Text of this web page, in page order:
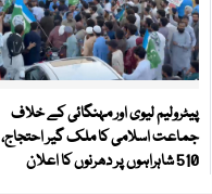
پیٹرولیم لیوی اور مہنگائی کے خلاف
جماعت اسلامی کا ملک گیر احتجاج،
510 شاہراہوں پر دھرنوں کا اعلان